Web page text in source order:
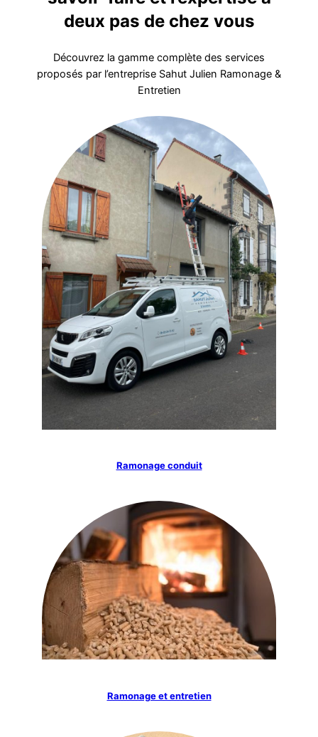
deux pas de chez vous
Découvrez la gamme complète des services
proposés par l’entreprise Sahut Julien Ramonage &
Entretien
Ramonage conduit
Ramonage et entretien